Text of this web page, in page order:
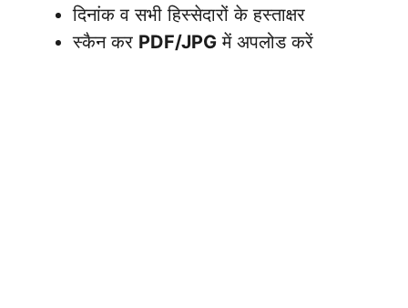
दिनांक व सभी हिस्सेदारों के हस्ताक्षर
स्कैन कर PDF/JPG में अपलोड करें